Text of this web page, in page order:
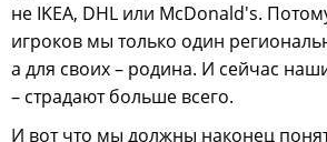
не IKEA, DHL или McDonald's.
игроков мы только один
а для своих – родина. И сейчас
– страдают больше всего.
И вот что мы должны наконец